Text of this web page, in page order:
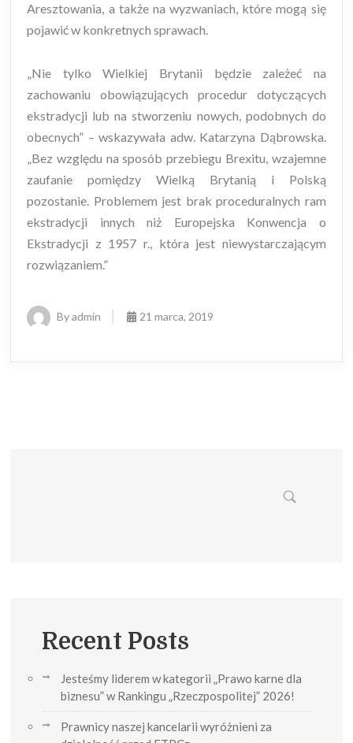
Aresztowania, a także na wyzwaniach, które mogą się
pojawić w konkretnych sprawach.
„Nie tylko Wielkiej Brytanii będzie zależeć na
zachowaniu obowiązujących procedur dotyczących
ekstradycji lub na stworzeniu nowych, podobnych do
obecnych” – wskazywała adw. Katarzyna Dąbrowska.
„Bez względu na sposób przebiegu Brexitu, wzajemne
zaufanie pomiędzy Wielką Brytanią i Polską
pozostanie. Problemem jest brak proceduralnych ram
ekstradycji innych niż Europejska Konwencja o
Ekstradycji z 1957 r., która jest niewystarczającym
rozwiązaniem.”
By admin 21 marca, 2019
Recent Posts
Jesteśmy liderem w kategorii „Prawo karne dla
biznesu” w Rankingu „Rzeczpospolitej” 2026!
Prawnicy naszej kancelarii wyróżnieni za